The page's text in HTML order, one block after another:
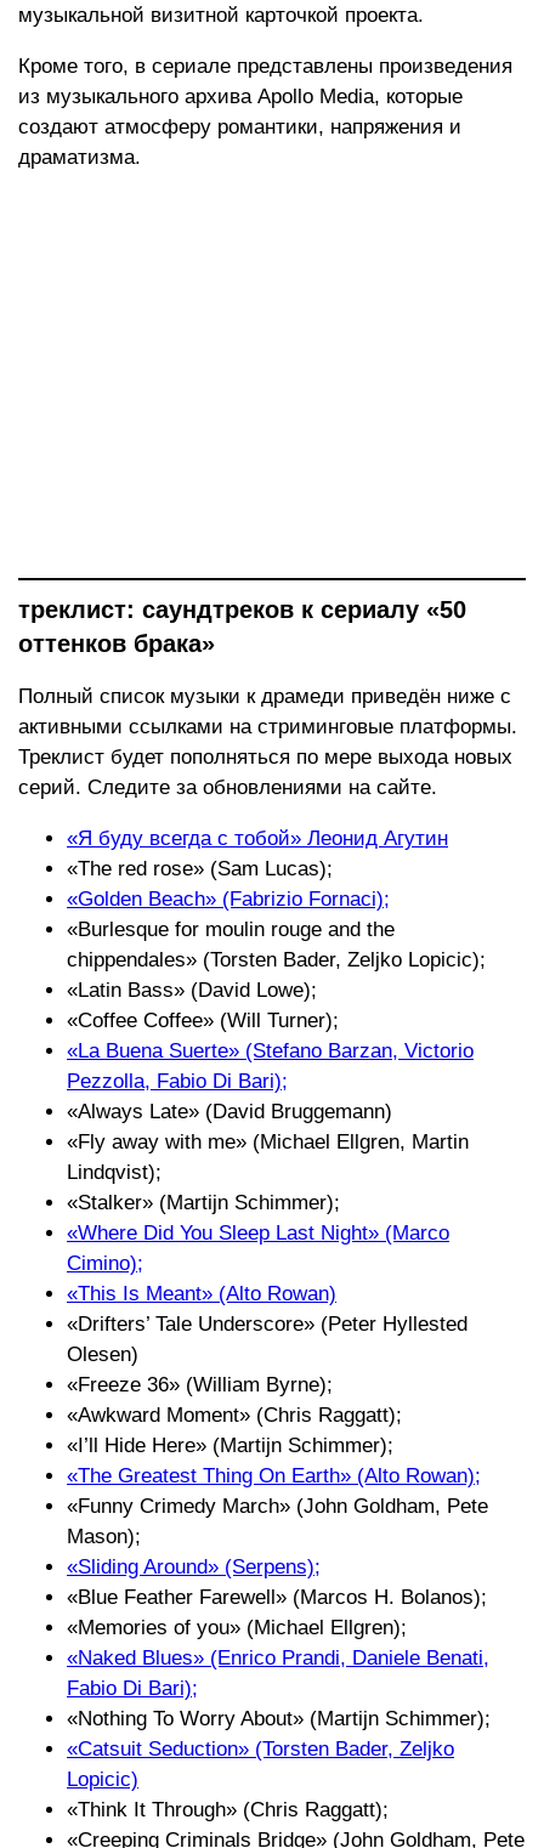
музыкальной визитной карточкой проекта.
Кроме того, в сериале представлены произведения
из музыкального архива Apollo Media, которые
создают атмосферу романтики, напряжения и
драматизма.
треклист: саундтреков к сериалу «50
оттенков брака»
Полный список музыки к драмеди приведён ниже с
активными ссылками на стриминговые платформы.
Треклист будет пополняться по мере выхода новых
серий. Следите за обновлениями на сайте.
«Я буду всегда с тобой» Леонид Агутин
«The red rose» (Sam Lucas);
«Golden Beach» (Fabrizio Fornaci);
«Burlesque for moulin rouge and the
chippendales» (Torsten Bader, Zeljko Lopicic);
«Latin Bass» (David Lowe);
«Coffee Coffee» (Will Turner);
«La Buena Suerte» (Stefano Barzan, Victorio
Pezzolla, Fabio Di Bari);
«Always Late» (David Bruggemann)
«Fly away with me» (Michael Ellgren, Martin
Lindqvist);
«Stalker» (Martijn Schimmer);
«Where Did You Sleep Last Night» (Marco
Cimino);
«This Is Meant» (Alto Rowan)
«Drifters’ Tale Underscore» (Peter Hyllested
Olesen)
«Freeze 36» (William Byrne);
«Awkward Moment» (Chris Raggatt);
«I’ll Hide Here» (Martijn Schimmer);
«The Greatest Thing On Earth» (Alto Rowan);
«Funny Crimedy March» (John Goldham, Pete
Mason);
«Sliding Around» (Serpens);
«Blue Feather Farewell» (Marcos H. Bolanos);
«Memories of you» (Michael Ellgren);
«Naked Blues» (Enrico Prandi, Daniele Benati,
Fabio Di Bari);
«Nothing To Worry About» (Martijn Schimmer);
«Catsuit Seduction» (Torsten Bader, Zeljko
Lopicic)
«Think It Through» (Chris Raggatt);
«Creeping Criminals Bridge» (John Goldham, Pete